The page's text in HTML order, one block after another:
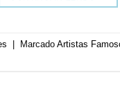
Marcado Artistas